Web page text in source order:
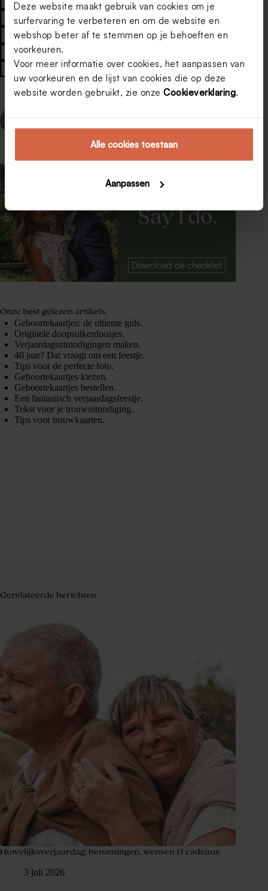
Deze website maakt gebruik van cookies om je
surfervaring te verbeteren en om de website en
webshop beter af te stemmen op je behoeften en
voorkeuren.
Voor meer informatie over cookies, het aanpassen van
uw voorkeuren en de lijst van cookies die op deze
website worden gebruikt, zie onze Cookieverklaring.
Alle cookies toestaan
Aanpassen
bedankkaartje huwelijk #bedankkaartje trouw
bedankkaartjes #Bedankkaartjes huwelijk
Bedankkaartjes met foto
huwelijksbedankjes #trouwbedankjes
Onze best gelezen artikels.
Geboortekaartjes: de ultieme gids.
Originele doopsuikerdoosjes.
Verjaardagsuitnodigingen maken.
40 jaar? Dat vraagt om een feestje.
Tips voor de perfecte foto.
Geboortekaartjes kiezen.
Geboortekaartjes bestellen.
Een fantastisch verjaardagsfeestje.
Tekst voor je trouwuitnodiging.
Tips voor trouwkaarten.
Gerelateerde berichten
Huwelijksverjaardag: benamingen, wensen & cadeaus
3 juli 2026